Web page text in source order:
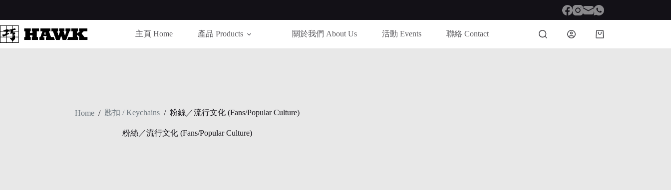
content
主頁 Home
產品 Products 關於我們 About Us 活動 Events 聯絡 Contact
Shopping
Home / 匙扣 / Keychains / 粉絲／流行文化 (Fans/Popular Culture)
粉絲／流行文化 (Fans/Popular Culture)